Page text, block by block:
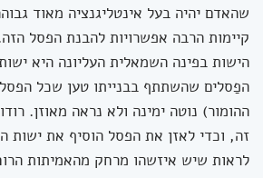
שהאדם יהיה בעל אינטליגנציה מאוד
קיימות הרבה אפשרויות להבנת הפסל
הישות בפינה השמאלית העליונה היא
הפַסלים שהשתתף בבנייתו טען שכל
ההומור) נוטה ימינה ולא נראה מאוזן.
זה, וכדי לאזן את הפסל הוסיף את ישות
לראות שיש איזשהו מרחק מהאמיתות